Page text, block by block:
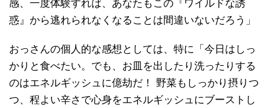
感、一度体験すれば、あなたもこの『ワイルドな誘
惑』から逃れられなくなることは間違いないだろう」
おっさんの個人的な感想としては、特に「今日はしっ
かりと食べたい。でも、お皿を出したり洗ったりする
のはエネルギッシュに億劫だ！ 野菜もしっかり摂りつ
つ、程よい辛さで心身をエネルギッシュにブーストし